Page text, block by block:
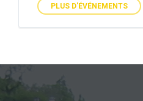
PLUS D'ÉVÉNEMENTS